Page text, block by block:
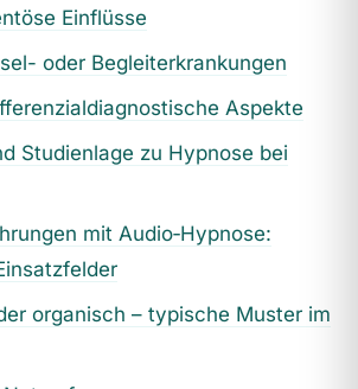
Einflüsse
oder Begleiterkrankungen
Aspekte
Studienlage zu Hypnose bei
mit Audio‑Hypnose:
organisch – typische Muster im